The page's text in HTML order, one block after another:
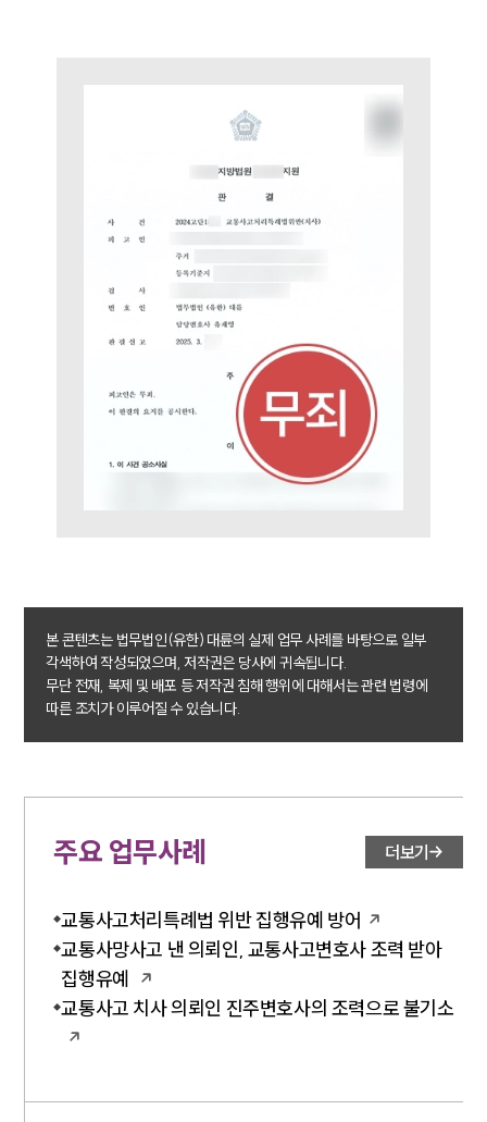
소식/자료
언론보도
공지사항
법률서식
뉴스레터/브로슈어
세미나
대륜법률상담예약
대륜법률상담예약
본 콘텐츠는 법무법인(유한) 대륜의 실제 업무 사례를 바탕으로 일부
각색하여 작성되었으며, 저작권은 당사에 귀속됩니다.
무단 전재, 복제 및 배포 등 저작권 침해 행위에 대해서는 관련 법령에
따른 조치가 이루어질 수 있습니다.
주요 업무사례 더보기
교통사고처리특례법 위반 집행유예 방어
교통사망사고 낸 의뢰인, 교통사고변호사 조력 받아
집행유예
교통사고 치사 의뢰인 진주변호사의 조력으로 불기소